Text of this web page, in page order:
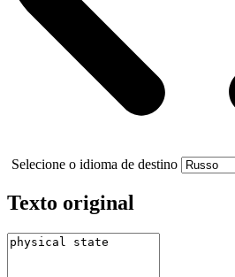
Selecione o idioma de destino
Texto original